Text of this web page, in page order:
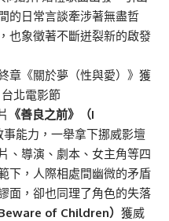
的日常言談牽涉著無盡哲
也象徵著不斷迸裂新的啟發
章《關於夢（性與愛）》獲
北電影節
《善良之前》（I
事能力，一舉拿下挪威影壇
、導演、劇本、女主角等四
下，人際相處間幽微的矛盾
面，卻也同理了角色的失落
of Children） 獲威